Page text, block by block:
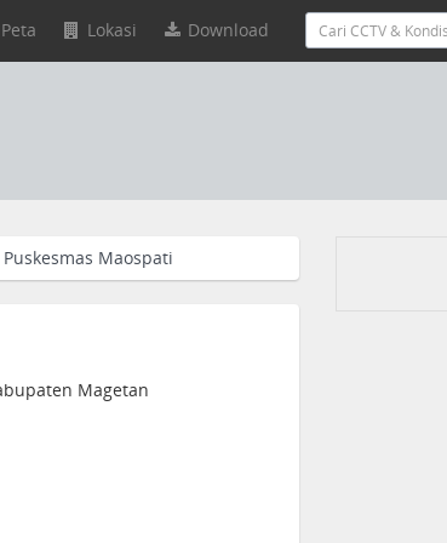
Peta Lokasi Download
Puskesmas Maospati
Magetan